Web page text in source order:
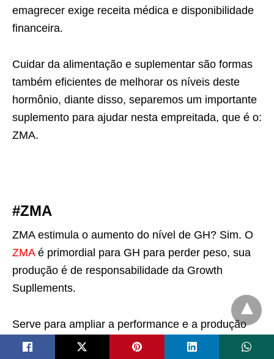
emagrecer exige receita médica e disponibilidade
financeira.
Cuidar da alimentação e suplementar são formas
também eficientes de melhorar os níveis deste
hormônio, diante disso, separemos um importante
suplemento para ajudar nesta empreitada, que é o:
ZMA.
#ZMA
ZMA estimula o aumento do nível de GH? Sim. O
ZMAé primordial para GH para perder peso, sua
produção é de responsabilidade da Growth
Supllements.
Serve para ampliar a performance e a produção
natural de hormônios, entre eles
androstenediona